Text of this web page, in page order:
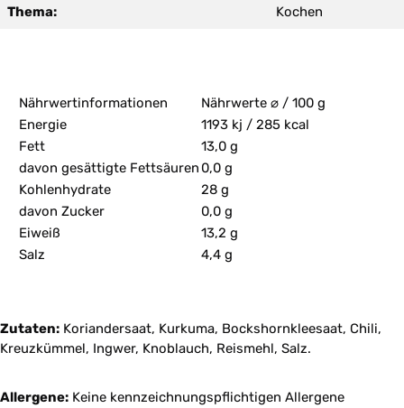
Thema: Kochen
Nährwertinformationen
Nährwerte ⌀ / 100 g
Energie
1193 kj / 285 kcal
Fett
13,0 g
davon gesättigte Fettsäuren 0,0 g
Kohlenhydrate
28 g
davon Zucker
0,0 g
Eiweiß
13,2 g
Salz
4,4 g
Zutaten: Koriandersaat, Kurkuma, Bockshornkleesaat, Chili,
Kreuzkümmel, Ingwer, Knoblauch, Reismehl, Salz.
Allergene: Keine kennzeichnungspflichtigen Allergene